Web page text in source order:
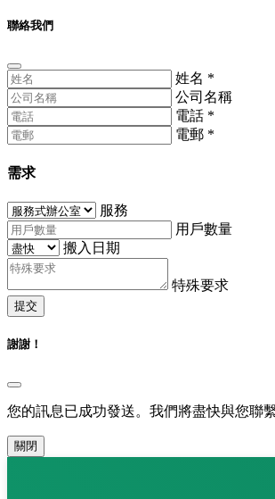
聯絡我們
姓名 *
公司名稱
電話 *
電郵 *
需求
服務
用戶數量
搬入日期
特殊要求
提交
謝謝！
您的訊息已成功發送。我們將盡快與您聯繫
關閉